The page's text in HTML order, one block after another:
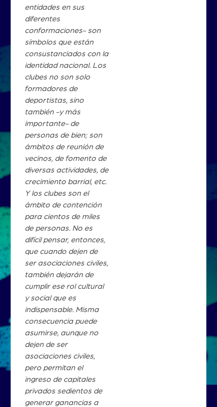
entidades en sus
diferentes
conformaciones- son
símbolos que están
consustanciados con la
identidad nacional. Los
clubes no son solo
formadores de
deportistas, sino
también -y más
importante- de
personas de bien; son
ámbitos de reunión de
vecinos, de fomento de
diversas actividades, de
crecimiento barrial, etc.
Y los clubes son el
ámbito de contención
para cientos de miles
de personas. No es
difícil pensar, entonces,
que cuando dejen de
ser asociaciones civiles,
también dejarán de
cumplir ese rol cultural
y social que es
indispensable. Misma
consecuencia puede
asumirse, aunque no
dejen de ser
asociaciones civiles,
pero permitan el
ingreso de capitales
privados sedientos de
generar ganancias a